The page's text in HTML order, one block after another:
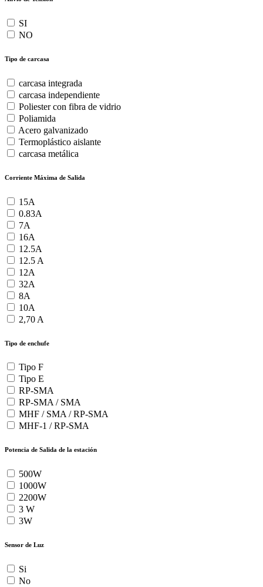
SI
NO
Tipo de carcasa
carcasa integrada
carcasa independiente
Poliester con fibra de vidrio
Poliamida
Acero galvanizado
Termoplástico aislante
carcasa metálica
Corriente Máxima de Salida
15A
0.83A
7A
16A
12.5A
12.5 A
12A
32A
8A
10A
2,70 A
Tipo de enchufe
Tipo F
Tipo E
RP-SMA
RP-SMA / SMA
MHF / SMA / RP-SMA
MHF-1 / RP-SMA
Potencia de Salida de la estación
500W
1000W
2200W
3 W
3W
Sensor de Luz
Si
No